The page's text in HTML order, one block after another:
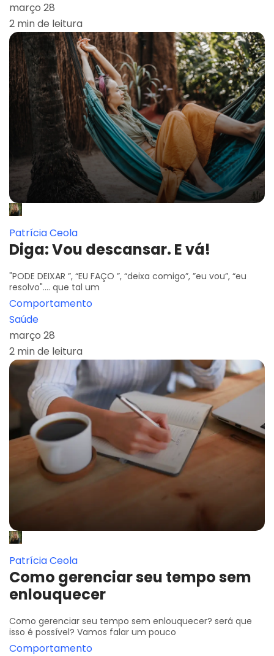
março 28
2 min de leitura
Patrícia Ceola
Diga: Vou descansar. E vá!
"PODE DEIXAR ”, “EU FAÇO ”, “deixa comigo”, ”eu vou”, “eu
resolvo".... que tal um
Comportamento
Saúde
março 28
2 min de leitura
Patrícia Ceola
Como gerenciar seu tempo sem
enlouquecer
Como gerenciar seu tempo sem enlouquecer? será que
isso é possível? Vamos falar um pouco
Comportamento